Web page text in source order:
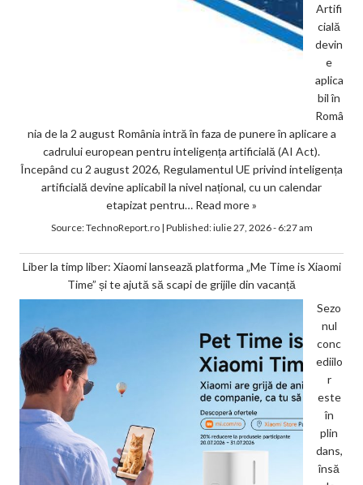
Artifi
cială
devin
e
aplica
bil în
Româ
nia de la 2 august România intră în faza de punere în aplicare a
cadrului european pentru inteligența artificială (AI Act).
Începând cu 2 august 2026, Regulamentul UE privind inteligența
artificială devine aplicabil la nivel național, cu un calendar
etapizat pentru… Read more »
Source:TechnoReport.ro| Published:iulie 27, 2026 - 6:27 am
Liber la timp liber: Xiaomi lansează platforma „Me Time is Xiaomi
Time” și te ajută să scapi de grijile din vacanță
Sezo
nul
conc
ediilo
r
este
în
plin
dans,
însă